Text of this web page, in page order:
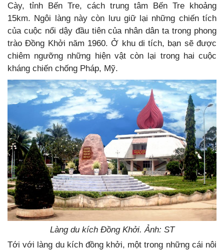
Cày, tỉnh Bến Tre, cách trung tâm Bến Tre khoảng
15km. Ngôi làng này còn lưu giữ lại những chiến tích
của cuộc nổi dậy đầu tiên của nhân dân ta trong phong
trào Đồng Khởi năm 1960. Ở khu di tích, bạn sẽ được
chiêm ngưỡng những hiện vật còn lại trong hai cuộc
kháng chiến chống Pháp, Mỹ.
Làng du kích Đồng Khởi. Ảnh: ST
Tới với làng du kích đồng khởi, một trong những cái nôi